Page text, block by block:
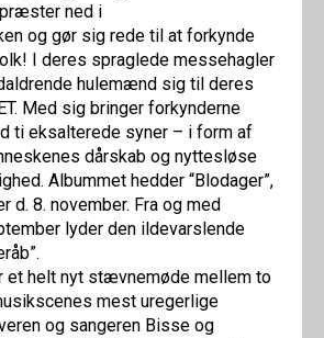
ned i
og gør sig rede til at forkynde
I deres spraglede messehagler
hulemænd sig til deres
Med sig bringer forkynderne
ti eksalterede syner – i form af
dårskab og nyttesløse
Albummet hedder “Blodager”,
d. 8. november. Fra og med
lyder den ildevarslende
et helt nyt stævnemøde mellem to
mest uregerlige
og sangeren Bisse og